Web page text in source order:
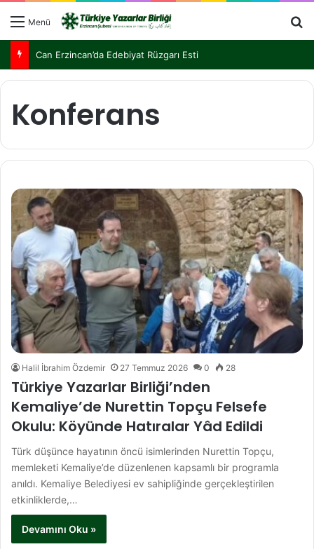
Menü
Konferans
Halil İbrahim Özdemir 27 Temmuz 2026 0 28
Türkiye Yazarlar Birliği’nden
Kemaliye’de Nurettin Topçu Felsefe
Okulu: Köyünde Hatıralar Yâd Edildi
Türk düşünce hayatının öncü isimlerinden Nurettin Topçu,
memleketi Kemaliye’de düzenlenen kapsamlı bir programla
anıldı. Kemaliye Belediyesi ev sahipliğinde gerçekleştirilen
etkinliklerde,…
Devamını Oku »